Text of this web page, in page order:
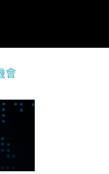
會